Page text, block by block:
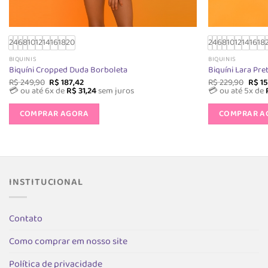
2468101214161820
BIQUINIS
Biquíni Cropped Duda Borboleta
R$249,90 O
preço
original
era:
R$ 249,90.
R$187,42O
preço
atual
é:
R$ 187,42.
💳 ou até 6x deR$31,24sem juros
COMPRAR AGORA
variantes.
na
24681012141618
BIQUINIS
Biquíni Lara
R$229,90 O
era:
R$
R$
💳 ou até 5x de
COMPRAR
INSTITUCIONAL
Contato
Como comprar em nosso site
Política de privacidade